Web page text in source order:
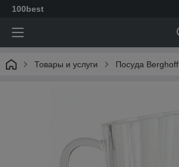
100best
Товары и услуги Посуда Berghoff